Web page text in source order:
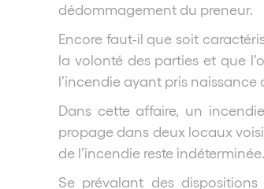
dédommagement du preneur.
Encore faut-il que soit
la volonté des parties et que
l’incendie ayant pris
Dans cette affaire, un
propage dans deux locaux
de l’incendie reste indéterminée.
Se prévalant des